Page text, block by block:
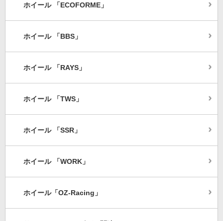
ホイール 「ECOFORME」
ホイール 「BBS」
ホイール 「RAYS」
ホイール 「TWS」
ホイール 「SSR」
ホイール 「WORK」
ホイール「OZ-Racing」